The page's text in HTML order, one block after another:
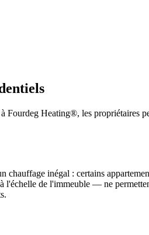
Fourdeg Heating®, les propriétaires
inégal : certains
de l'immeuble — ne